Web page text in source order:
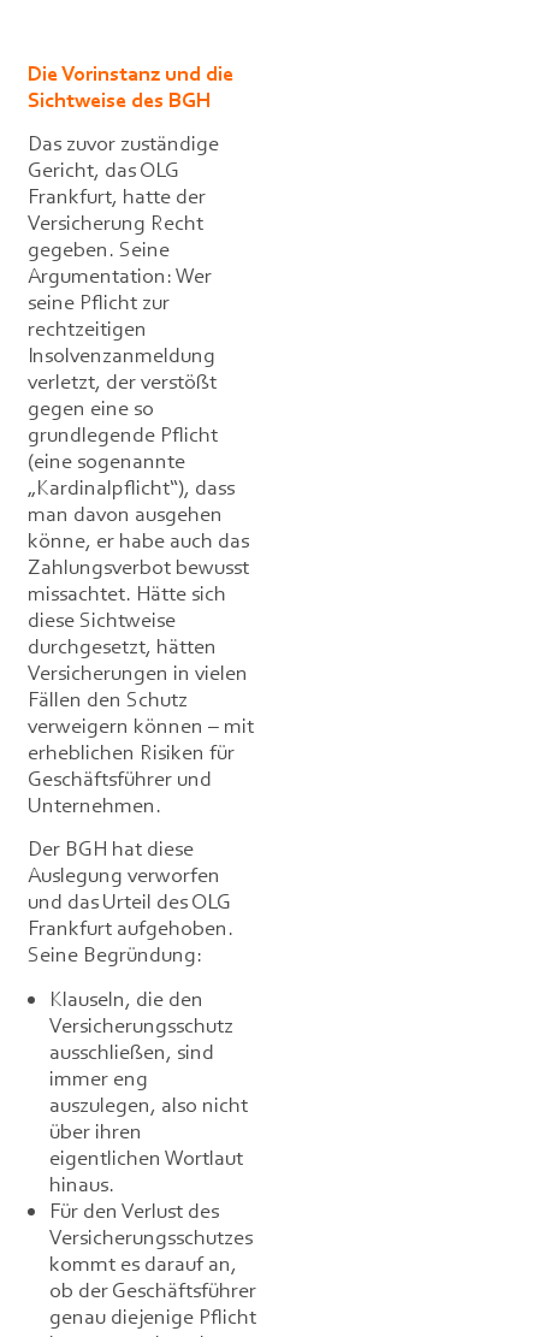
Die Vorinstanz und die
Sichtweise des BGH
Das zuvor zuständige
Gericht, das OLG
Frankfurt, hatte der
Versicherung Recht
gegeben. Seine
Argumentation: Wer
seine Pflicht zur
rechtzeitigen
Insolvenzanmeldung
verletzt, der verstößt
gegen eine so
grundlegende Pflicht
(eine sogenannte
„Kardinalpflicht“), dass
man davon ausgehen
könne, er habe auch das
Zahlungsverbot bewusst
missachtet. Hätte sich
diese Sichtweise
durchgesetzt, hätten
Versicherungen in vielen
Fällen den Schutz
verweigern können – mit
erheblichen Risiken für
Geschäftsführer und
Unternehmen.
Der BGH hat diese
Auslegung verworfen
und das Urteil des OLG
Frankfurt aufgehoben.
Seine Begründung:
Klauseln, die den
Versicherungsschutz
ausschließen, sind
immer eng
auszulegen, also nicht
über ihren
eigentlichen Wortlaut
hinaus.
Für den Verlust des
Versicherungsschutzes
kommt es darauf an,
ob der Geschäftsführer
genau diejenige Pflicht